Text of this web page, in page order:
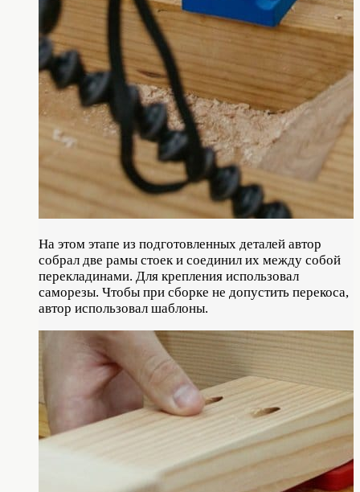
На этом этапе из подготовленных деталей автор
собрал две рамы стоек и соединил их между собой
перекладинами. Для крепления использовал
саморезы. Чтобы при сборке не допустить перекоса,
автор использовал шаблоны.